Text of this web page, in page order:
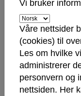
Kulturkontoret
Knut-Erik Rønne
Tlf: 918 03 894
Silje Waters,
Tlf: 476 23 878
Vi bruker
Våre nettsider
(cookies) til
Les om hvilke
administrerer
personvern og
nettsiden. Her